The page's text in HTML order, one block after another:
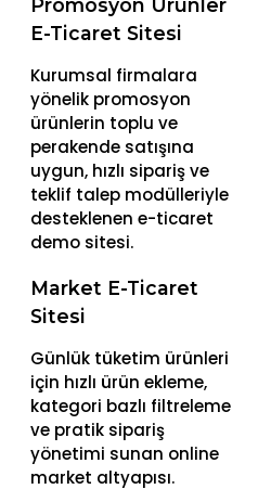
Promosyon Ürünler
E-Ticaret Sitesi
Kurumsal firmalara
yönelik promosyon
ürünlerin toplu ve
perakende satışına
uygun, hızlı sipariş ve
teklif talep modülleriyle
desteklenen e-ticaret
demo sitesi.
Market E-Ticaret
Sitesi
Günlük tüketim ürünleri
için hızlı ürün ekleme,
kategori bazlı filtreleme
ve pratik sipariş
yönetimi sunan online
market altyapısı.